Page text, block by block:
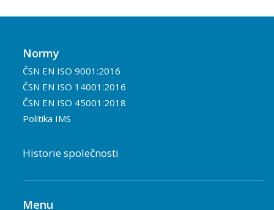
Normy
ČSN EN ISO 9001:2016
ČSN EN ISO 14001:2016
ČSN EN ISO 45001:2018
Politika IMS
Historie společnosti
Menu